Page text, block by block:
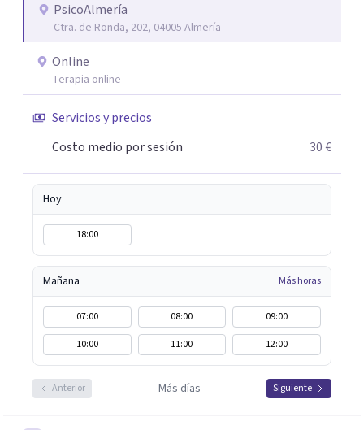
personalizado. Utilizo diferentes técnicas psicológicas
aunque mi especialidad es la hipnosis clínica, como
eficacia, reduciendo el tiempo de tratamiento y
consiguiendo cambios positivos desde la primera sesión.
¿Tienes dudas de cómo enfocaré tu problema o situación?
momento de dar el paso a una nueva etapa en tu vida.
PsicoAlmería
Ctra. de Ronda, 202, 04005 Almería
Online
Terapia online
Servicios y precios
Costo medio por sesión
30 €
Hoy
18:00
Mañana Más horas
07:00 08:00
09:00
10:00
11:00 12:00
Anterior Más días Siguiente